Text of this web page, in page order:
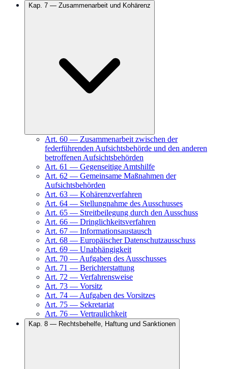
Kap. 7 — Zusammenarbeit und Kohärenz
Art. 60 — Zusammenarbeit zwischen der
federführenden Aufsichtsbehörde und den anderen
betroffenen Aufsichtsbehörden
Art. 61 — Gegenseitige Amtshilfe
Art. 62 — Gemeinsame Maßnahmen der
Aufsichtsbehörden
Art. 63 — Kohärenzverfahren
Art. 64 — Stellungnahme des Ausschusses
Art. 65 — Streitbeilegung durch den Ausschuss
Art. 66 — Dringlichkeitsverfahren
Art. 67 — Informationsaustausch
Art. 68 — Europäischer Datenschutzausschuss
Art. 69 — Unabhängigkeit
Art. 70 — Aufgaben des Ausschusses
Art. 71 — Berichterstattung
Art. 72 — Verfahrensweise
Art. 73 — Vorsitz
Art. 74 — Aufgaben des Vorsitzes
Art. 75 — Sekretariat
Art. 76 — Vertraulichkeit
Kap. 8 — Rechtsbehelfe, Haftung und Sanktionen